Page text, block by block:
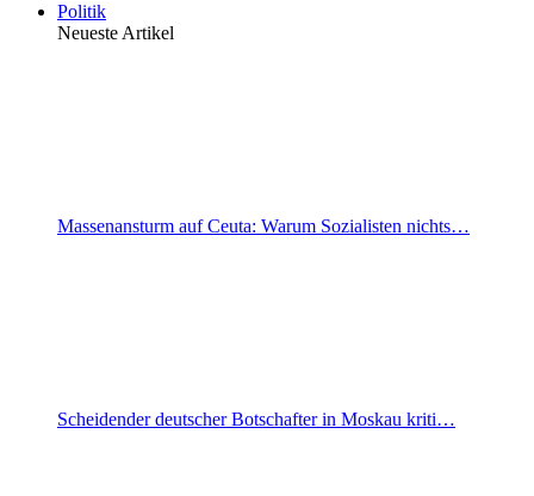
Politik
Neueste Artikel
Massenansturm auf Ceuta: Warum Sozialisten nichts…
Scheidender deutscher Botschafter in Moskau kriti…